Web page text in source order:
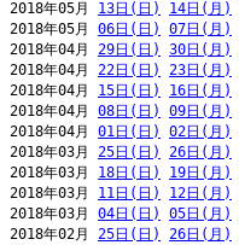
2018年05月 13日(日) 14日(月)
2018年05月 06日(日) 07日(月)
2018年04月 29日(日) 30日(月)
2018年04月 22日(日) 23日(月)
2018年04月 15日(日) 16日(月)
2018年04月 08日(日) 09日(月)
2018年04月 01日(日) 02日(月)
2018年03月 25日(日) 26日(月)
2018年03月 18日(日) 19日(月)
2018年03月 11日(日) 12日(月)
2018年03月 04日(日) 05日(月)
2018年02月 25日(日) 26日(月)